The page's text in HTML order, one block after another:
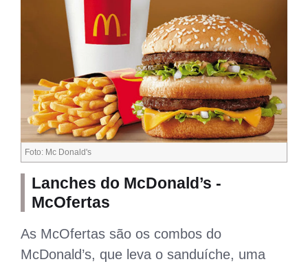
Foto: Mc Donald's
Lanches do McDonald’s -
McOfertas
As McOfertas são os combos do
McDonald’s, que leva o sanduíche, uma